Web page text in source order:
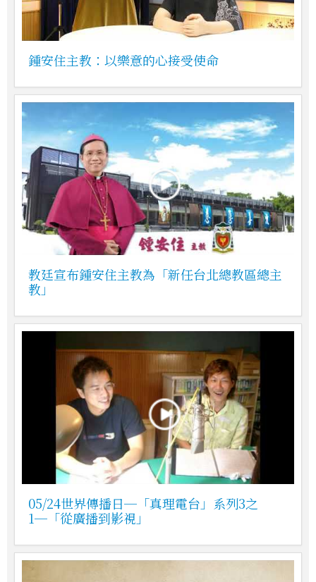
鍾安住主教：以樂意的心接受使命
教廷宣布鍾安住主教為「新任台北總教區總主
教」
05/24世界傳播日─「真理電台」系列3之
1─「從廣播到影視」